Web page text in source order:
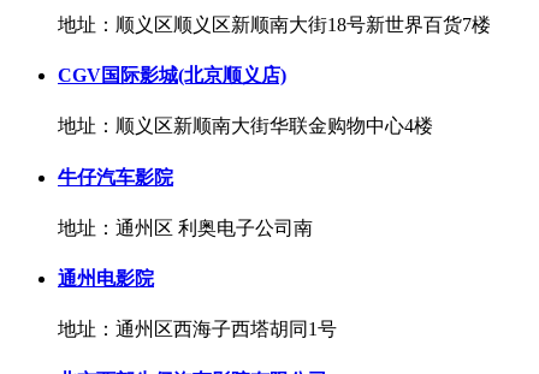
地址：顺义区顺义区新顺南大街18号新世界百货7楼
CGV国际影城(北京顺义店)
地址：顺义区新顺南大街华联金购物中心4楼
牛仔汽车影院
地址：通州区 利奥电子公司南
通州电影院
地址：通州区西海子西塔胡同1号